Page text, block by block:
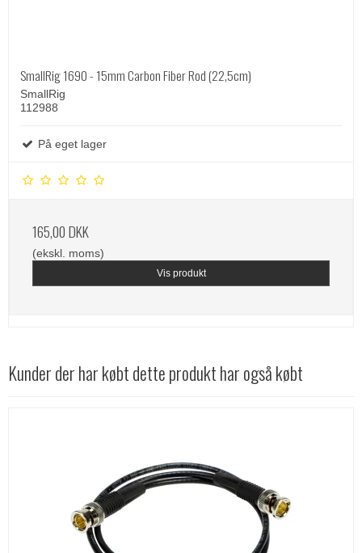
SmallRig 1690 - 15mm Carbon Fiber Rod (22,5cm)
SmallRig
112988
På eget lager
165,00 DKK
(ekskl. moms)
Vis produkt
Kunder der har købt dette produkt har også købt